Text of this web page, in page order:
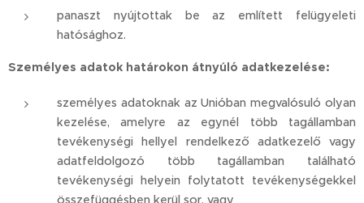
panaszt nyújtottak be az említett felügyeleti
hatósághoz.
Személyes adatok határokon átnyúló adatkezelése:
személyes adatoknak az Unióban megvalósuló olyan
kezelése, amelyre az egynél több tagállamban
tevékenységi hellyel rendelkező adatkezelő vagy
adatfeldolgozó több tagállamban található
tevékenységi helyein folytatott tevékenységekkel
összefüggésben kerül sor, vagy